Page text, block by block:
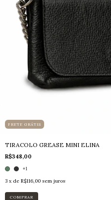
FRETE GRÁTIS
TIRACOLO GREASE MINI ELINA
R$348,00
+1
3 x de R$116,00 sem juros
COMPRAR